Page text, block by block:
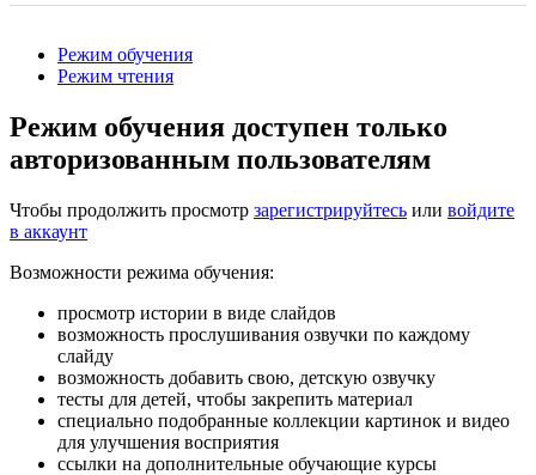
Режим обучения
Режим чтения
Режим обучения доступен только
авторизованным пользователям
Чтобы продолжить просмотр зарегистрируйтесь или войдите
в аккаунт
Возможности режима обучения:
просмотр истории в виде слайдов
возможность прослушивания озвучки по каждому
слайду
возможность добавить свою, детскую озвучку
тесты для детей, чтобы закрепить материал
специально подобранные коллекции картинок и видео
для улучшения восприятия
ссылки на дополнительные обучающие курсы